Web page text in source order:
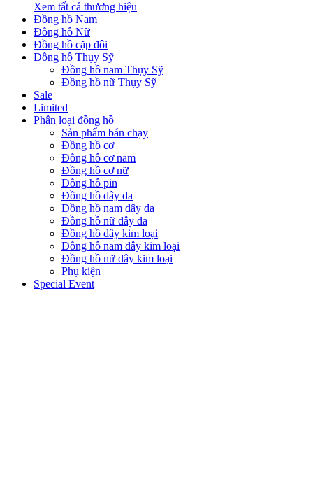
Xem tất cả thương hiệu
Đồng hồ Nam
Đồng hồ Nữ
Đồng hồ cặp đôi
Đồng hồ Thụy Sỹ
Đồng hồ nam Thụy Sỹ
Đồng hồ nữ Thụy Sỹ
Sale
Limited
Phân loại đồng hồ
Sản phẩm bán chạy
Đồng hồ cơ
Đồng hồ cơ nam
Đồng hồ cơ nữ
Đồng hồ pin
Đồng hồ dây da
Đồng hồ nam dây da
Đồng hồ nữ dây da
Đồng hồ dây kim loại
Đồng hồ nam dây kim loại
Đồng hồ nữ dây kim loại
Phụ kiện
Special Event